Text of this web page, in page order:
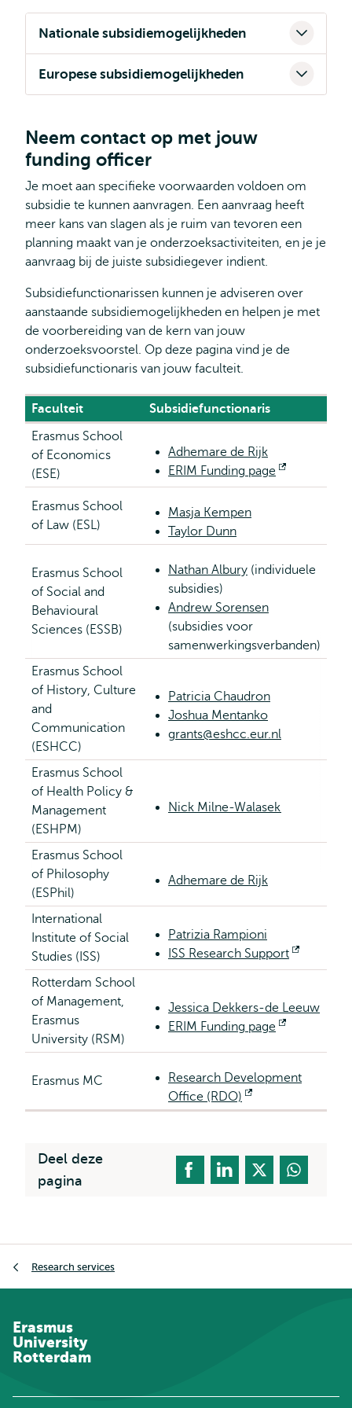
Nationale subsidiemogelijkheden
Europese subsidiemogelijkheden
Neem contact op met jouw
funding officer
Je moet aan specifieke voorwaarden voldoen om
subsidie te kunnen aanvragen. Een aanvraag heeft
meer kans van slagen als je ruim van tevoren een
planning maakt van je onderzoeksactiviteiten, en je je
aanvraag bij de juiste subsidiegever indient.
Subsidiefunctionarissen kunnen je adviseren over
aanstaande subsidiemogelijkheden en helpen je met
de voorbereiding van de kern van jouw
onderzoeksvoorstel. Op deze pagina vind je de
subsidiefunctionaris van jouw faculteit.
Faculteit
Subsidiefunctionaris
Erasmus School
of Economics
(ESE)
Adhemare de Rijk
ERIM Funding page
extern
Erasmus School
of Law (ESL)
Masja Kempen
Taylor Dunn
Erasmus School
of Social and
Behavioural
Sciences (ESSB)
Nathan Albury (individuele
subsidies)
Andrew Sorensen
(subsidies voor
samenwerkingsverbanden)
Erasmus School
of History, Culture
and
Communication
(ESHCC)
Patricia Chaudron
Joshua Mentanko
grants@eshcc.eur.nl
Erasmus School
of Health Policy &
Management
(ESHPM)
Nick Milne-Walasek
Erasmus School
of Philosophy
(ESPhil)
Adhemare de Rijk
International
Institute of Social
Studies (ISS)
Patrizia Rampioni
ISS Research Support
extern
Rotterdam School
of Management,
Erasmus
University (RSM)
Jessica Dekkers-de Leeuw
ERIM Funding page
Erasmus MC
Research Development
Office (RDO)
extern
Deel deze
pagina
Research services
Erasmus
University
Rotterdam